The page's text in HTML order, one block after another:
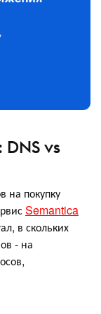
vs
на покупку
Semantica
в скольких
- на